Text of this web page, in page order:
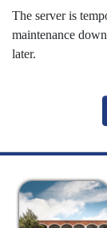
The server is
maintenance
later.